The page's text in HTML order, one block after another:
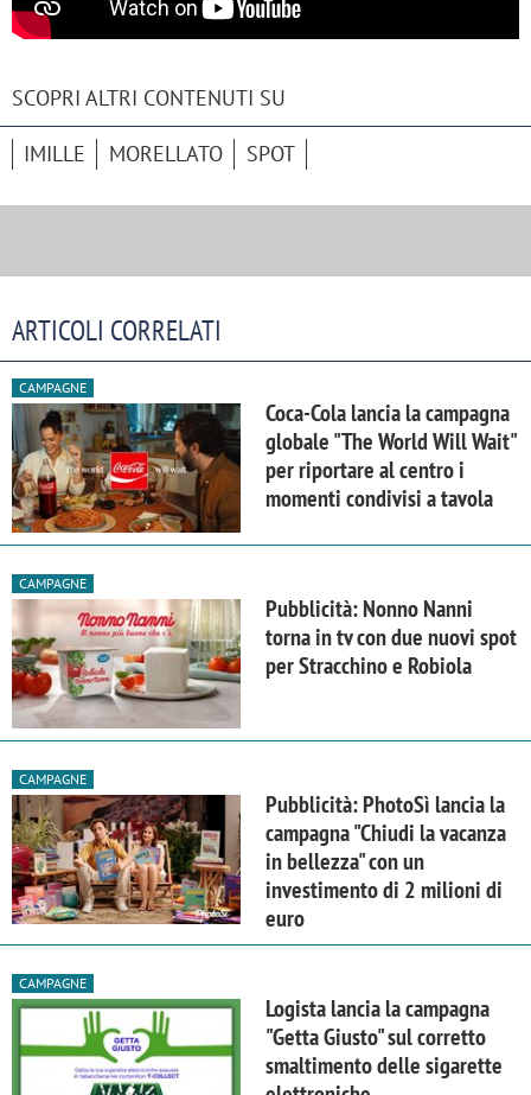
SCOPRI ALTRI CONTENUTI SU
IMILLE MORELLATO SPOT
ARTICOLI CORRELATI
CAMPAGNE
Coca-Cola lancia la campagna
globale "The World Will Wait"
per riportare al centro i
momenti condivisi a tavola
CAMPAGNE
Pubblicità: Nonno Nanni
torna in tv con due nuovi spot
per Stracchino e Robiola
CAMPAGNE
Pubblicità: PhotoSì lancia la
campagna "Chiudi la vacanza
in bellezza" con un
investimento di 2 milioni di
euro
CAMPAGNE
Logista lancia la campagna
"Getta Giusto" sul corretto
smaltimento delle sigarette